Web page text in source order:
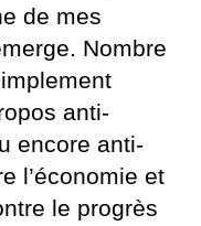
de mes
Nombre
anti-
encore anti-
l’économie et
le progrès